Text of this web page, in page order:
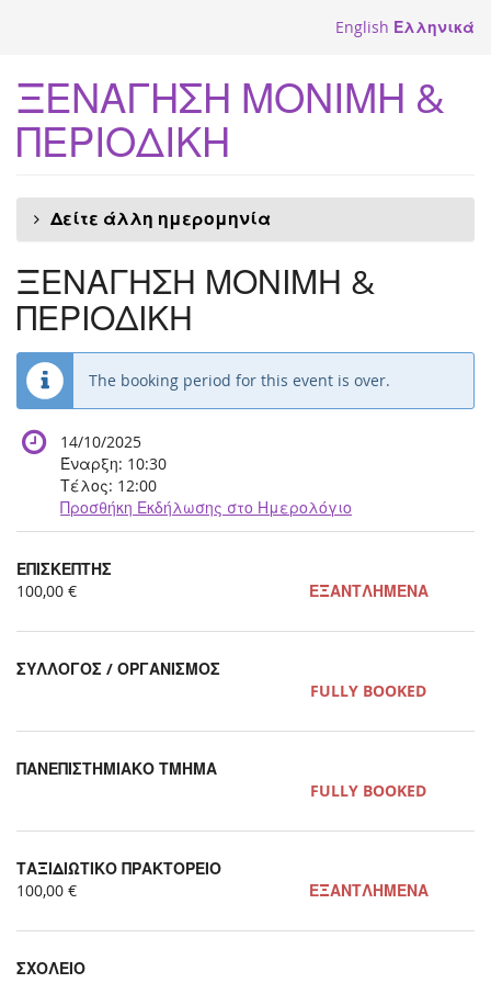
English Ελληνικά
ΞΕΝΑΓΗΣΗ ΜΟΝΙΜΗ &
ΠΕΡΙΟΔΙΚΗ
Δείτε άλλη ημερομηνία
ΞΕΝΑΓΗΣΗ ΜΟΝΙΜΗ &
ΠΕΡΙΟΔΙΚΗ
The booking period for this event is over.
14/10/2025
Έναρξη: 10:30
Τέλος: 12:00
Προσθήκη Εκδήλωσης στο Ημερολόγιο
Προϊόντα
Uncategorized
items
ΕΠΙΣΚΕΠΤΗΣ
100,00 €
ΕΞΑΝΤΛΗΜΕΝΑ
ΣΥΛΛΟΓΟΣ / ΟΡΓΑΝΙΣΜΟΣ
FULLY BOOKED
ΠΑΝΕΠΙΣΤΗΜΙΑΚΟ ΤΜΗΜΑ
FULLY BOOKED
ΤΑΞΙΔΙΩΤΙΚΟ ΠΡΑΚΤΟΡΕΙΟ
100,00 €
ΕΞΑΝΤΛΗΜΕΝΑ
ΣΧΟΛΕΙΟ